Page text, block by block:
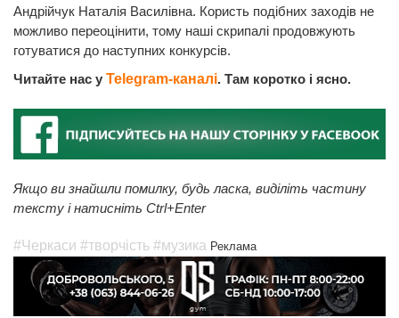
Андрійчук Наталія Василівна. Користь подібних заходів не
можливо переоцінити, тому наші скрипалі продовжують
готуватися до наступних конкурсів.
Читайте нас у Telegram-каналі. Там коротко і ясно.
Якщо ви знайшли помилку, будь ласка, виділіть частину
тексту і натисніть Ctrl+Enter
#Черкаси #творчість #музика Реклама